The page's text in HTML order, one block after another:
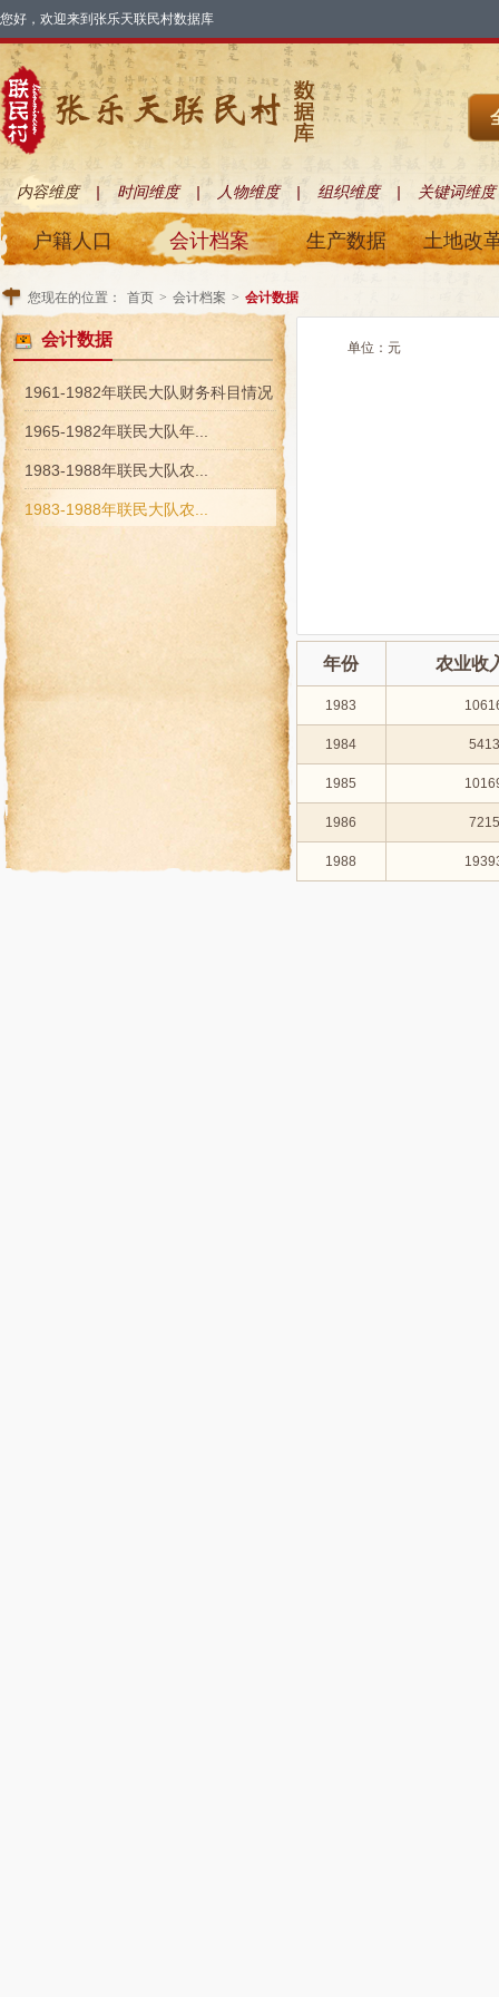
您好，欢迎来到张乐天联民村数据库
内容维度 | 时间维度 | 人物维度 | 组织维度 | 关键词维度
户籍人口 会计档案 生产数据 土地改
您现在的位置： 首页 > 会计档案 > 会计数据
会计数据
1961-1982年联民大队财务科目情况
1965-1982年联民大队年...
1983-1988年联民大队农...
1983-1988年联民大队农...
单位：元
年份 农业收
1983
1984
1985
1986
1988